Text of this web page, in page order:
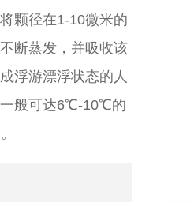
颗径在1-10微米的
断蒸发，并吸收该
浮游漂浮状态的人
一般可达6℃-10℃的